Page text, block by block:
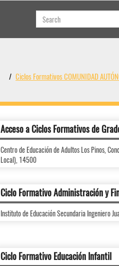
Ciclos Formativos COMUNIDAD
Acceso a Ciclos Formativos de
Centro de Educación de Adultos Los Pinos,
Local), 14500
Ciclo Formativo Administración y
Instituto de Educación Secundaria Ingeniero
Ciclo Formativo Educación Infantil